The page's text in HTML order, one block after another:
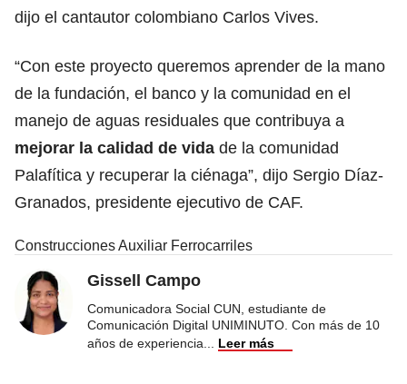
dijo el cantautor colombiano Carlos Vives.
“Con este proyecto queremos aprender de la mano
de la fundación, el banco y la comunidad en el
manejo de aguas residuales que contribuya a
mejorar la calidad de vida de la comunidad
Palafítica y recuperar la ciénaga”, dijo Sergio Díaz-
Granados, presidente ejecutivo de CAF.
Construcciones Auxiliar Ferrocarriles
Gissell Campo
Comunicadora Social CUN, estudiante de
Comunicación Digital UNIMINUTO. Con más de 10
años de experiencia
Leer más